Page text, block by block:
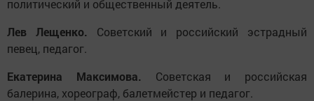
политический и общественный деятель.
Лев Лещенко. Советский и российский эстрадный
певец, педагог.
Екатерина Максимова. Советская и российская
балерина, хореограф, балетмейстер и педагог.